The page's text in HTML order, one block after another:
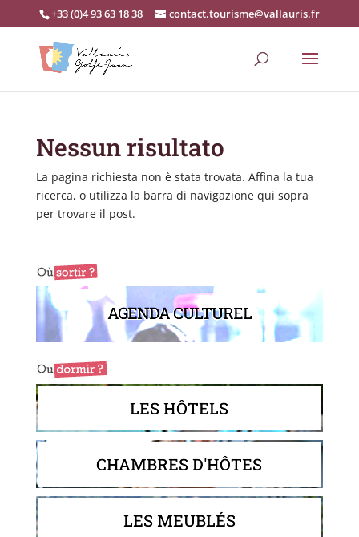
+33 (0)4 93 63 18 38 contact.tourisme@vallauris.fr
Nessun risultato
La pagina richiesta non è stata trovata. Affina la tua
ricerca, o utilizza la barra di navigazione qui sopra
per trovare il post.
AGENDA CULTUREL
LES HÔTELS
CHAMBRES D'HÔTES
LES MEUBLÉS